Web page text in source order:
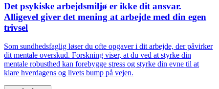
Det psykiske arbejdsmiljø er ikke dit ansvar.
Alligevel giver det mening at arbejde med din egen
trivsel
Som sundhedsfaglig løser du ofte opgaver i dit arbejde, der påvirker
dit mentale overskud. Forskning viser, at du ved at styrke din
mentale robusthed kan forebygge stress og styrke din evne til at
klare hverdagens og livets bump på vejen.